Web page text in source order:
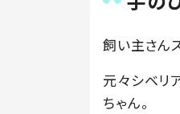
飼い主さん
元々シベリ
ちゃん。